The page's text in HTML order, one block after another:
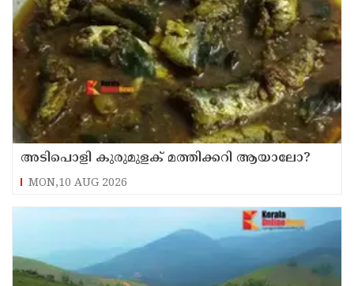
അടിപൊളി കുരുമുളക് മത്തിക്കറി ആയാലോ?
MON,10 AUG 2026